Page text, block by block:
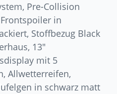
Pre-Collision
in
Stoffbezug Black
13″
mit 5
Allwetterreifen,
in schwarz matt